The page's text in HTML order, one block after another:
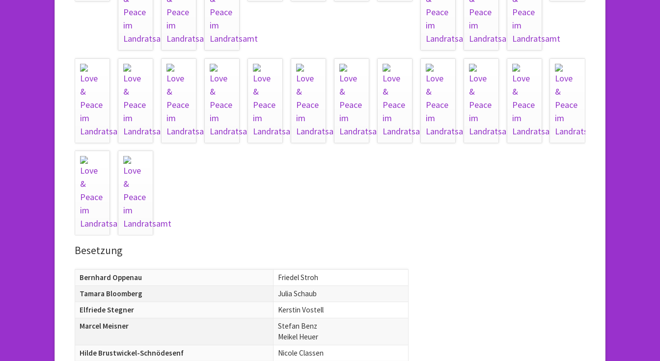
Besetzung
Bernhard Oppenau
Friedel Stroh
Tamara Bloomberg
Julia Schaub
Elfriede Stegner
Kerstin Vostell
Marcel Meisner
Stefan Benz
Meikel Heuer
Hilde Brustwickel-Schnödesenf
Nicole Classen